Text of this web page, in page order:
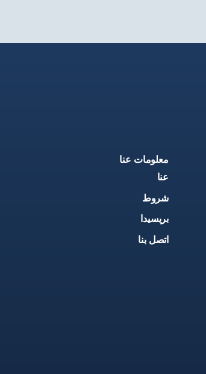
معلومات عنا
عنا
شروط
بريسيدا
اتصل بنا